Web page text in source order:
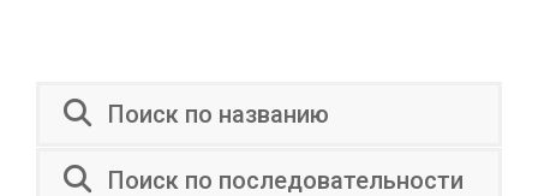
Поиск по названию
Поиск по последовательности